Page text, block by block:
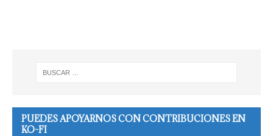
PUEDES APOYARNOS CON CONTRIBUCIONES EN
KO-FI